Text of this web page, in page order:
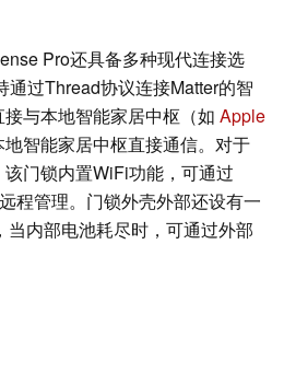
Pro还具备多种现代连接选
通过Thread协议连接Matter的智
与本地智能家居中枢（如 Apple
智能家居中枢直接通信。对于
门锁内置WiFi功能，可通过
程管理。门锁外壳外部还设有一
内部电池耗尽时，可通过外部